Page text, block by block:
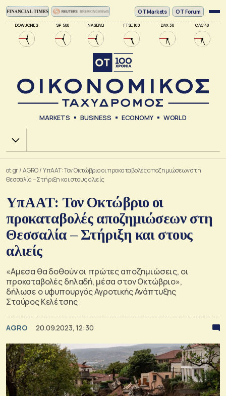
DOW JONES SP 500 NASDAQ FTSE 100 DAX 30 CAC 40
ΟΤ Markets OT Forum
MARKETS BUSINESS ECONOMY WORLD
Χ.Α.
ot.gr/AGRO/ΥπΑΑΤ: Τον Οκτώβριο οι προκαταβολές αποζημιώσεων στη
Θεσσαλία – Στήριξη και στους αλιείς
ΥπΑΑΤ: Τον Οκτώβριο οι
προκαταβολές αποζημιώσεων στη
Θεσσαλία – Στήριξη και στους
αλιείς
«Αμεσα θα δοθούν οι πρώτες αποζημιώσεις, οι
προκαταβολές δηλαδή, μέσα στον Οκτώβριο»,
δήλωσε ο υφυπουργός Αγροτικής Ανάπτυξης
Σταύρος Κελέτσης
AGRO 20.09.2023, 12:30